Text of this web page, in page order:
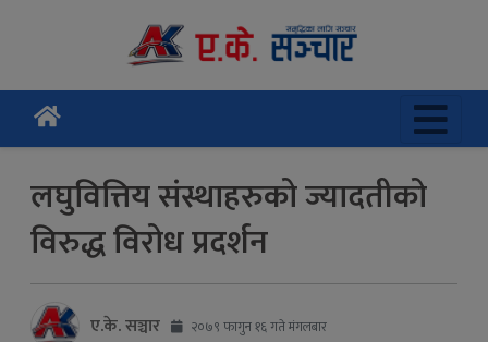
लघुवित्तिय संस्थाहरुको ज्यादतीको
विरुद्ध विरोध प्रदर्शन
ए.के. सञ्चार २०७९ फागुन १६ गते मंगलबार